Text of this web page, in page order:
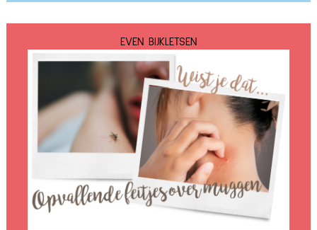
EVEN BIJKLETSEN